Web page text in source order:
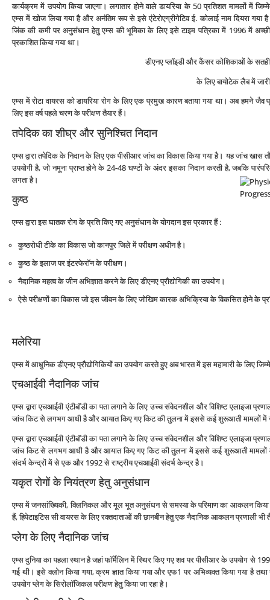
कार्यक्रम में उपयोग किया जाएगा। लगातार होने वाले डायरिया के 50 प्रतिशत मामलों में
एम्‍स में खोज लिया गया है और अनंतिम रूप से इसे एंटेरोएग्रीगेटिव ई. कोलाई नाम दियरा गया
जिंक की कमी पर अनुसंधान हेतु एम्‍स की भूमिका के लिए इसे टाइम पत्रिका में 1996 में
प्रकाशित किया गया था।
डीएनए प्‍लॉइडी और कैंसर कोशिकाओं के सतही
के लिए बायोटेक लैब में
एम्‍स में रोटा वायरस को डायरिया रोग के लिए एक प्रमुख कारण बताया गया था। अब हमने जैव
लिए इस वर्ष पहले चरण के परीक्षण तैयार हैं।
तपेदिक का शीघ्र और सुनिश्चित निदान
एम्‍स द्वारा तपेदिक के निदान के लिए एक पीसीआर जांच का विकास किया गया है। यह जांच खास
उपयोगी है, जो नमूना प्राप्‍त होने के 24-48 घण्‍टों के अंदर इसका निदान करती है, जबकि
लगता है।
कुष्‍ठ
एम्‍स द्वारा इस घातक रोग के प्रति किए गए अनुसंधान के योगदान इस प्रकार हैं :
कुष्‍ठरोधी टीके का विकास जो कानपुर जिले में परीक्षण अधीन है।
कुष्‍ठ के इलाज पर इंटरफेरॉन के परीक्षण।
नैदानिक महत्‍व के जीन अभिज्ञात करने के लिए डीएनए प्रौद्योगिकी का उपयोग।
ऐसे परीक्षणों का विकास जो इस जीवन के लिए जोखिम कारक अभिक्रिया के विकसित होने के
मलेरिया
एम्‍स में आधुनिक डीएनए प्रौद्योगिकियों का उपयोग करते हुए अब भारत में इस महामारी के लिए
एचआईवी नैदानिक जांच
एम्‍स द्वारा एचआईवी एंटीबॉडी का पता लगाने के लिए उच्‍च संवेदनशील और विशिष्‍ट एलाइजा
जांच किट से लगभग आधी है और आयात किए गए किट की तुलना में इससे कई शुरूआती मामलों में
एम्‍स द्वारा एचआईवी एंटीबॉडी का पता लगाने के लिए उच्‍च संवेदनशील और विशिष्‍ट एलाइजा
जांच किट से लगभग आधी है और आयात किए गए किट की तुलना में इससे कई शुरूआती मामलों
संदर्भ केन्‍द्रों में से एक और 1992 से राष्‍ट्रीय एचआईवी संदर्भ केन्‍द्र है।
यकृत रोगों के नियंत्रण हेतु अनुसंधान
एम्‍स में जनसांख्यिकी, क्लिनिकल और मूल भूत अनुसंधन से समस्‍या के परिमाण का आकलन किया
हैं, हिपेटाइटिस सी वायरस के लिए रक्‍तदाताओं की छानबीन हेतु एक नैदानिक आकलन प्रणाली भी
प्‍लेग के लिए नैदानिक जांच
एम्‍स दुनिया का पहला स्‍थान है जहां फॉर्मेलिन में स्थिर किए गए शव पर पीसीआर के उपयोग से
गई थी। इसे क्‍लोन किया गया, क्रम ज्ञात किया गया और एफ1 पर अभिव्‍यक्‍त किया गया है तथा
उपयोग प्‍लेग के सिरोलॉजिकल परीक्षण हेतु किया जा रहा है।